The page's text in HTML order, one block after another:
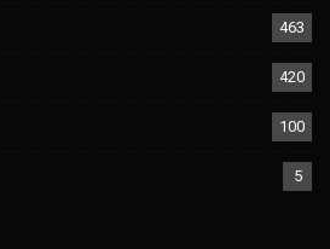
463
420
100
5